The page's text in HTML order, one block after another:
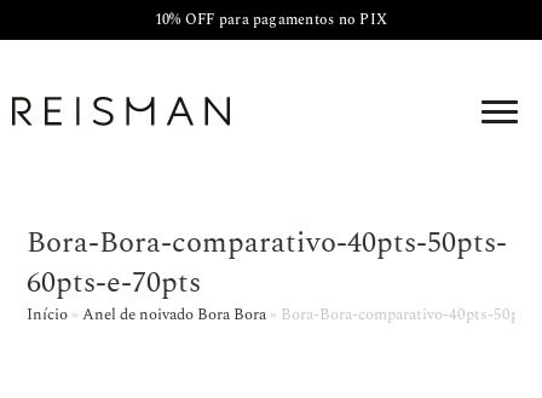
10% OFF para pagamentos no PIX
Bora-Bora-comparativo-40pts-50pts-
60pts-e-70pts
Início »Anel de noivado Bora Bora » Bora-Bora-comparativo-40pts-